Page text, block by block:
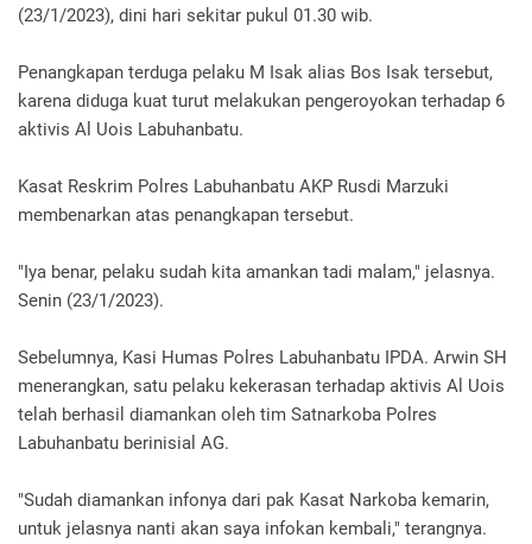
(23/1/2023), dini hari sekitar pukul 01.30 wib.
Penangkapan terduga pelaku M Isak alias Bos Isak tersebut,
karena diduga kuat turut melakukan pengeroyokan terhadap 6
aktivis Al Uois Labuhanbatu.
Kasat Reskrim Polres Labuhanbatu AKP Rusdi Marzuki
membenarkan atas penangkapan tersebut.
"Iya benar, pelaku sudah kita amankan tadi malam," jelasnya.
Senin (23/1/2023).
Sebelumnya, Kasi Humas Polres Labuhanbatu IPDA. Arwin SH
menerangkan, satu pelaku kekerasan terhadap aktivis Al Uois
telah berhasil diamankan oleh tim Satnarkoba Polres
Labuhanbatu berinisial AG.
"Sudah diamankan infonya dari pak Kasat Narkoba kemarin,
untuk jelasnya nanti akan saya infokan kembali," terangnya.